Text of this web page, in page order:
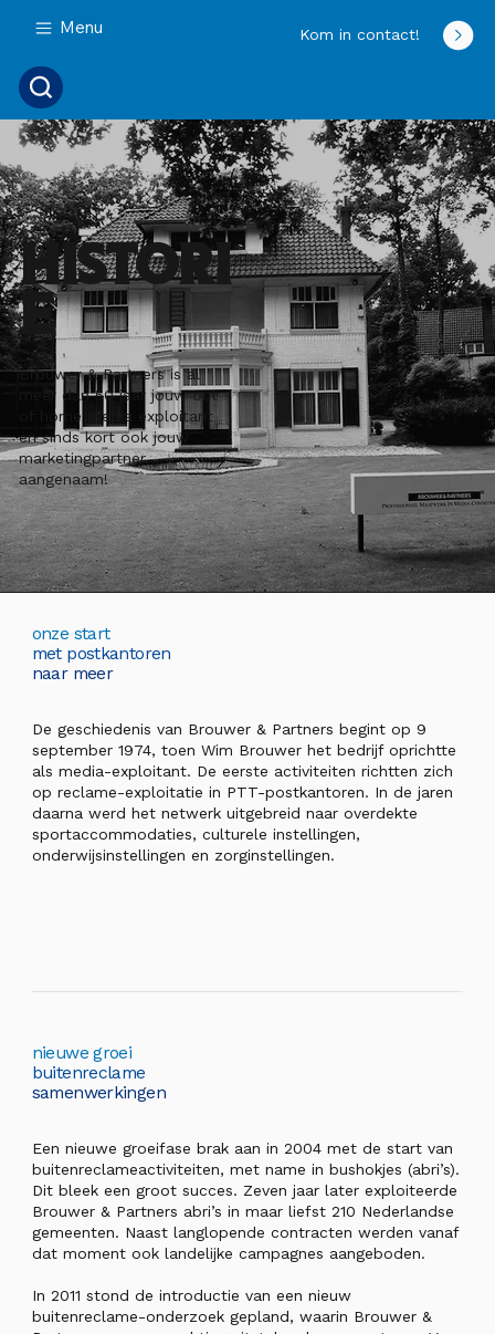
Menu Kom in contact!
histori
e
Brouwer & Partners is al
meer dan 50 jaar jouw out
of home media exploitant
én sinds kort ook jouw
marketingpartner,
aangenaam!
onze start
met postkantoren
naar meer
De geschiedenis van Brouwer & Partners begint op 9
september 1974, toen Wim Brouwer het bedrijf oprichtte
als media-exploitant. De eerste activiteiten richtten zich
op reclame-exploitatie in PTT-postkantoren. In de jaren
daarna werd het netwerk uitgebreid naar overdekte
sportaccommodaties, culturele instellingen,
onderwijsinstellingen en zorginstellingen.
nieuwe groei
buitenreclame
samenwerkingen
Een nieuwe groeifase brak aan in 2004 met de start van
buitenreclameactiviteiten, met name in bushokjes (abri’s).
Dit bleek een groot succes. Zeven jaar later exploiteerde
Brouwer & Partners abri’s in maar liefst 210 Nederlandse
gemeenten. Naast langlopende contracten werden vanaf
dat moment ook landelijke campagnes aangeboden.
In 2011 stond de introductie van een nieuw
buitenreclame-onderzoek gepland, waarin Brouwer &